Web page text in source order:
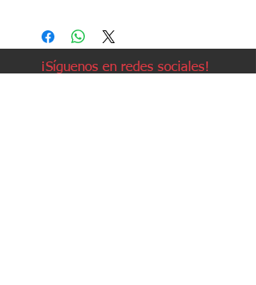
¡Síguenos en redes sociales!